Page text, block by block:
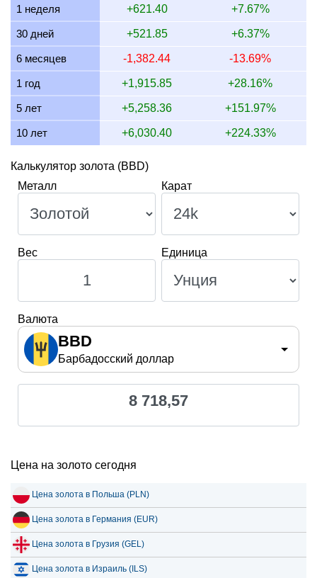
14 июля 2026 8,130.08
13 июля 2026 8,000.00
12 июля 2026 8,230.45
11 июля 2026 8,230.45
1 неделя +621.40 +7.67%
30 дней +521.85 +6.37%
6 месяцев -1,382.44 -13.69%
1 год +1,915.85 +28.16%
5 лет +5,258.36 +151.97%
10 лет +6,030.40 +224.33%
Калькулятор золота (BBD)
Металл
Карат
Вес Единица
Валюта
BBD
Барбадосский доллар
8 718,57
Цена на золото сегодня
Цена золота в Польша (PLN)
Цена золота в Германия (EUR)
Цена золота в Грузия (GEL)
Цена золота в Израиль (ILS)